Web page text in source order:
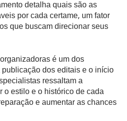
detalha quais são as
por cada certame, um fator
que buscam direcionar seus
é um dos
dos editais e o início
ressaltam a
o estilo e o histórico de cada
e aumentar as chances